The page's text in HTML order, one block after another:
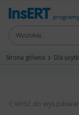
Strona główna Dla
Wróć do